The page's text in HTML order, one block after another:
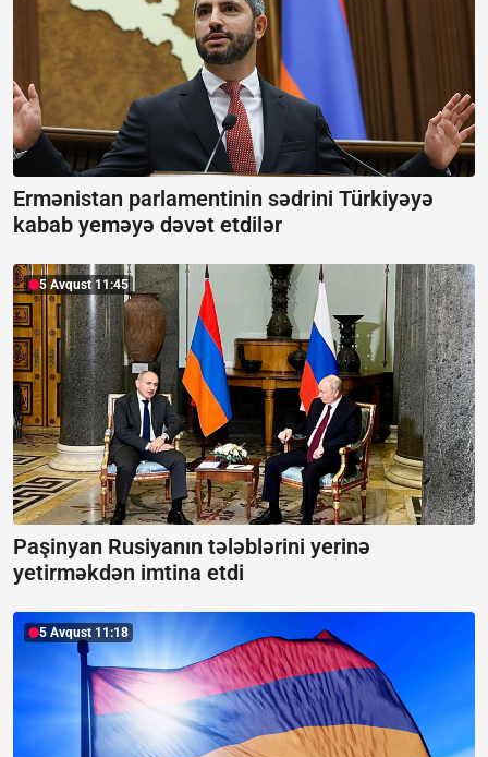
Ermənistan parlamentinin sədrini Türkiyəyə
kabab yeməyə dəvət etdilər
5 Avqust 11:45
Paşinyan Rusiyanın tələblərini yerinə
yetirməkdən imtina etdi
5 Avqust 11:18